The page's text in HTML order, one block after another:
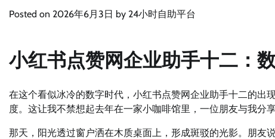
Posted on 2026年6月3日 by 24小时自助平台
小红书点赞网企业助手十二：
在这个看似冰冷的数字时代，小红书点赞网企业助手十二的出
度。这让我不禁想起去年在一家小咖啡馆里，一位朋友与我分
那天，阳光透过窗户洒在木质桌面上，形成斑驳的光影。朋友